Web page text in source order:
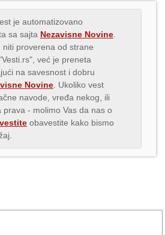
je automatizovano
sa sajta Nezavisne Novine
niti proverena od strane
već je preneta
na savesnost i dobru
Novine . Ukoliko vest
navode, vređa nekog, ili
prava - molimo Vas da nas o
obavestite kako bismo